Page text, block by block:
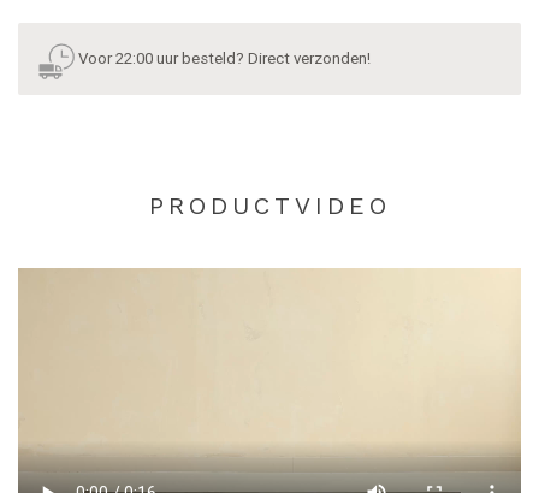
Voor 22:00 uur besteld? Direct verzonden!
PRODUCTVIDEO